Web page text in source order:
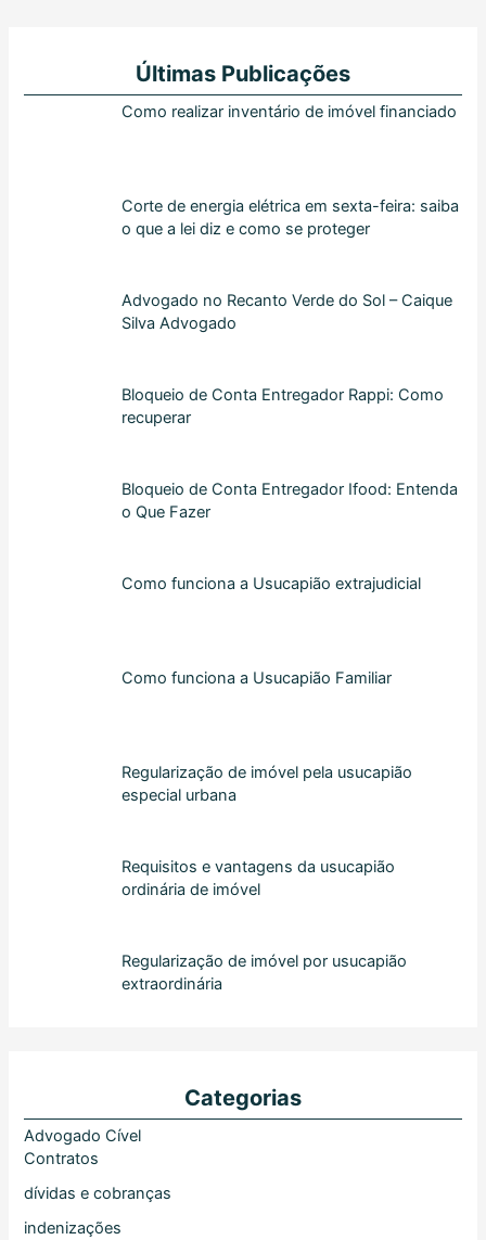
Últimas Publicações
Como realizar inventário de imóvel financiado
Corte de energia elétrica em sexta-feira: saiba
o que a lei diz e como se proteger
Advogado no Recanto Verde do Sol – Caique
Silva Advogado
Bloqueio de Conta Entregador Rappi: Como
recuperar
Bloqueio de Conta Entregador Ifood: Entenda
o Que Fazer
Como funciona a Usucapião extrajudicial
Como funciona a Usucapião Familiar
Regularização de imóvel pela usucapião
especial urbana
Requisitos e vantagens da usucapião
ordinária de imóvel
Regularização de imóvel por usucapião
extraordinária
Categorias
Advogado Cível
Contratos
dívidas e cobranças
indenizações